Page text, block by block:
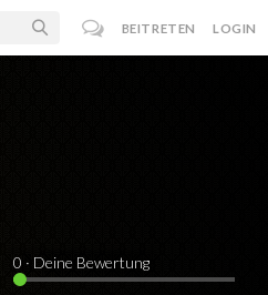
BEITRETEN LOGIN
0 · Deine Bewertung